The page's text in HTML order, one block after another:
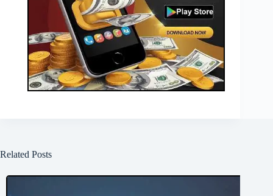
Related Posts